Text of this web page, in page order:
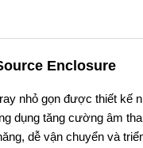
Enclosure
nhỏ gọn được thiết kế
dụng tăng cường âm
dễ vận chuyển và